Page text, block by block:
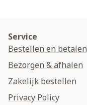
Service
Bestellen en betalen
Bezorgen & afhalen
Zakelijk bestellen
Privacy Policy